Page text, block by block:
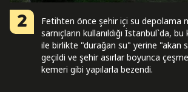
2
Fetihten önce şehir içi su depolama
sarnıçların kullanıldığı İstanbul`da,
ile birlikte "durağan su" yerine "akan
geçildi ve şehir asırlar boyunca
kemeri gibi yapılarla bezendi.